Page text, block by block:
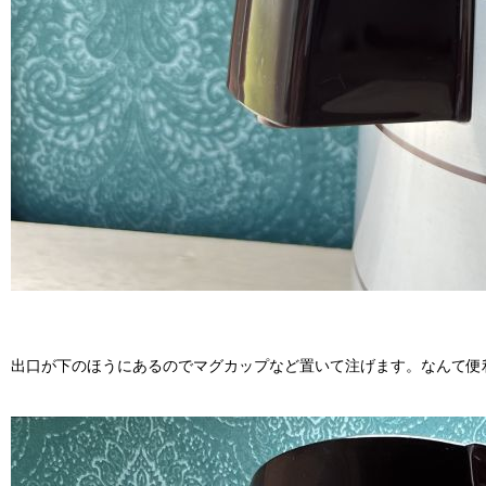
出口が下のほうにあるのでマグカップなど置いて注げます。なんて便